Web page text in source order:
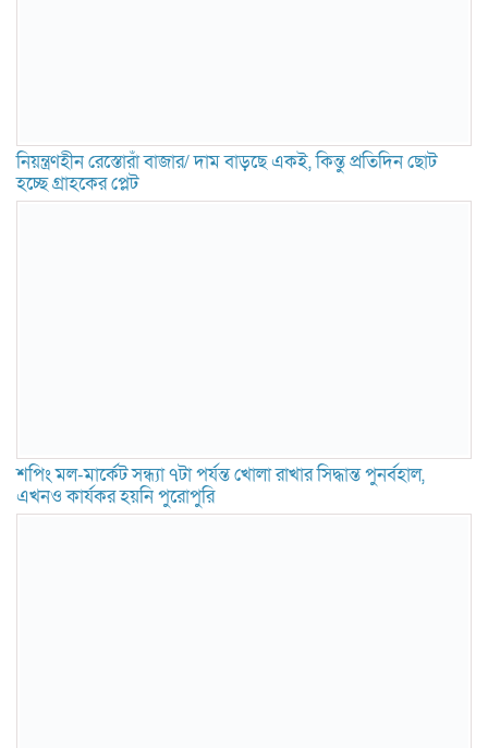
নিয়ন্ত্রণহীন রেস্তোরাঁ বাজার/ দাম বাড়ছে একই, কিন্তু প্রতিদিন ছোট
হচ্ছে গ্রাহকের প্লেট
শপিং মল-মার্কেট সন্ধ্যা ৭টা পর্যন্ত খোলা রাখার সিদ্ধান্ত পুনর্বহাল,
এখনও কার্যকর হয়নি পুরোপুরি